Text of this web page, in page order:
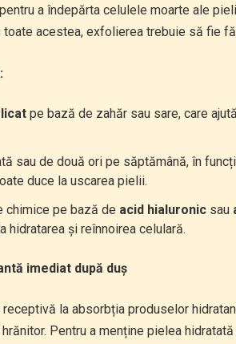
a îndepărta celulele moarte ale
acestea, exfolierea trebuie să fie
pe bază de zahăr sau sare, care
sau de două ori pe săptămână, în
duce la uscarea pielii.
pe bază de acid hialuronic sau
hidratarea și reînnoirea celulară.
imediat după duș
la absorbția produselor
Pentru a menține pielea